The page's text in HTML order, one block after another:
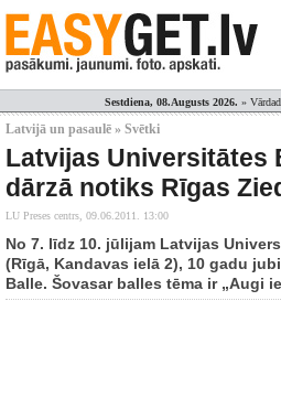
Sestdiena, 08.Augusts 2026. »
Latvijā un pasaulē » Svētki
Latvijas Universitātes
dārzā notiks Rīgas
LU Preses centrs, 09.06.2011. 13:00
No 7. līdz 10. jūlijam Latvijas
(Rīgā, Kandavas ielā 2), 10 gadu
Balle. Šovasar balles tēma ir „Augi